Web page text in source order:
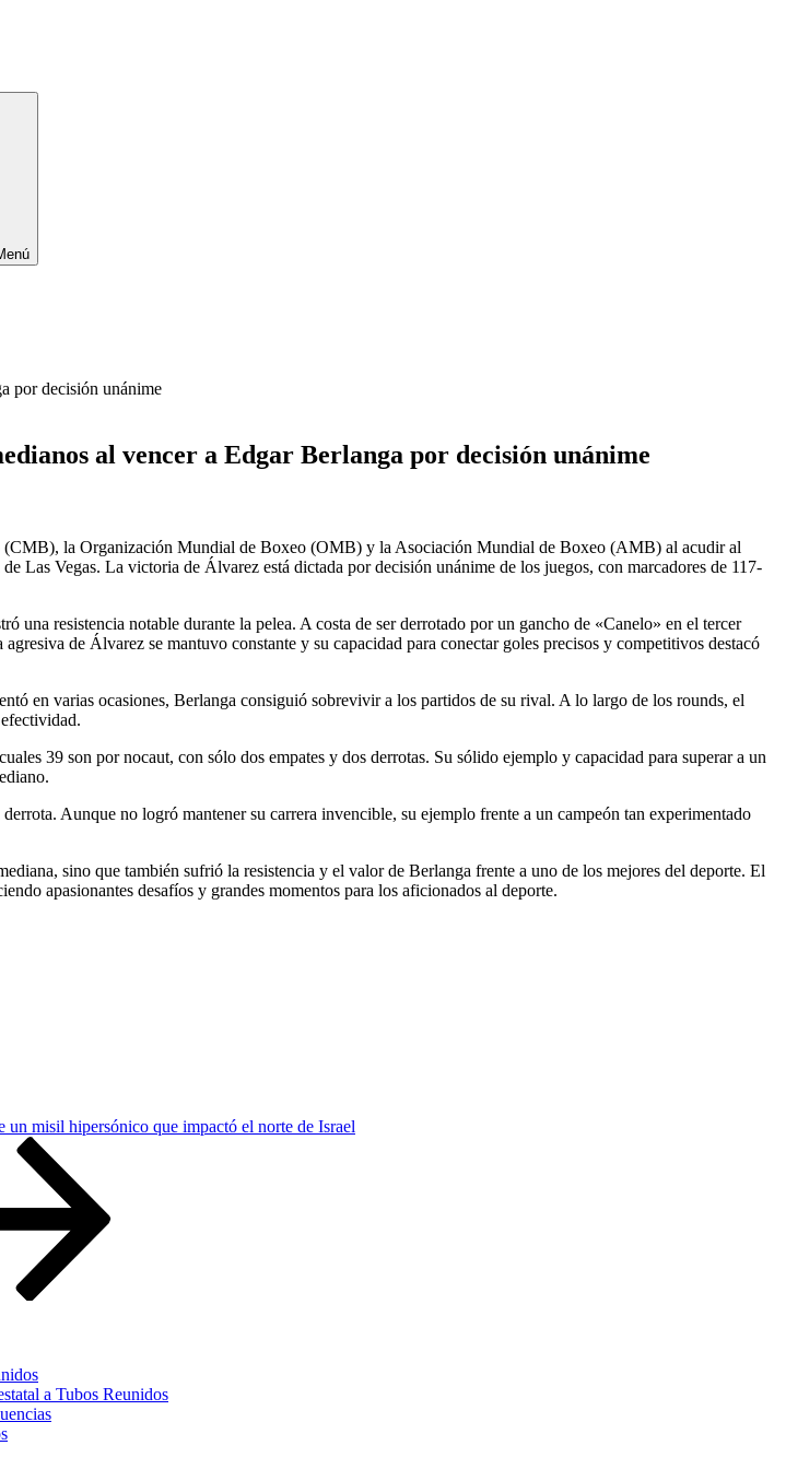
al vencer a Edgar Berlanga por decisión unánime
(CMB), la Organización Mundial de Boxeo (OMB) y la Asociación Mundial de Boxeo (AMB) al acudir al
Las Vegas. La victoria de Álvarez está dictada por decisión unánime de los juegos, con marcadores de 117-
resistencia notable durante la pelea. A costa de ser derrotado por un gancho de «Canelo» en el tercer
de Álvarez se mantuvo constante y su capacidad para conectar goles precisos y competitivos destacó
en varias ocasiones, Berlanga consiguió sobrevivir a los partidos de su rival. A lo largo de los rounds, el
39 son por nocaut, con sólo dos empates y dos derrotas. Su sólido ejemplo y capacidad para superar a un
Aunque no logró mantener su carrera invencible, su ejemplo frente a un campeón tan experimentado
sino que también sufrió la resistencia y el valor de Berlanga frente a uno de los mejores del deporte. El
apasionantes desafíos y grandes momentos para los aficionados al deporte.
un misil hipersónico que impactó el norte de Israel
a Tubos Reunidos